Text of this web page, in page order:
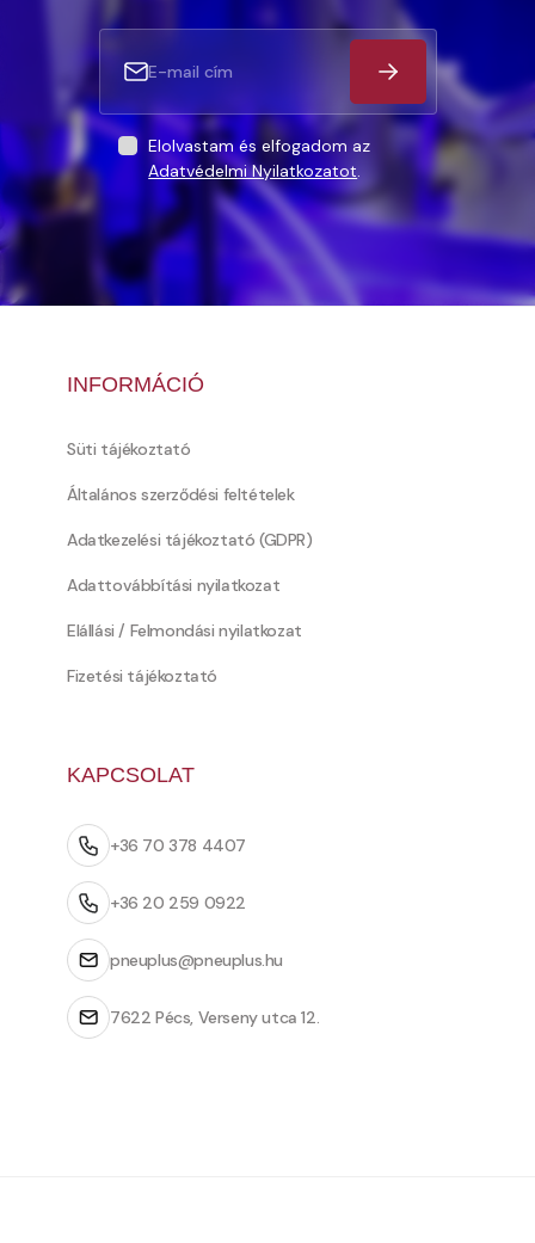
Elolvastam és elfogadom az
Adatvédelmi Nyilatkozatot.
INFORMÁCIÓ
Süti tájékoztató
Általános szerződési feltételek
Adatkezelési tájékoztató (GDPR)
Adattovábbítási nyilatkozat
Elállási / Felmondási nyilatkozat
Fizetési tájékoztató
KAPCSOLAT
+36 70 378 4407
+36 20 259 0922
pneuplus@pneuplus.hu
7622 Pécs, Verseny utca 12.